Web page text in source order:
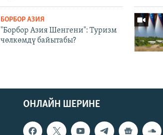
БОРБОР АЗИЯ
"Борбор Азия Шенгени": Туризм
чөлкөмдү байытабы?
ОНЛАЙН ШЕРИНЕ